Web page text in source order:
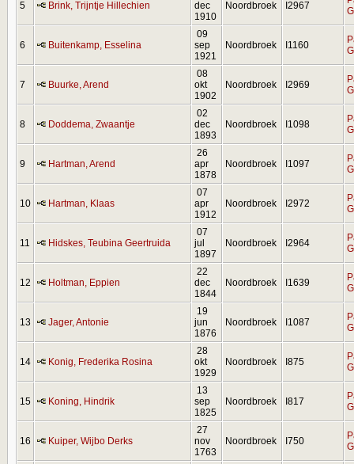
5 Brink, Trijntje Hillechien
dec
1910
Noordbroek I2967
6 Buitenkamp, Esselina
09
sep
1921
Noordbroek I1160
7 Buurke, Arend
08
okt
1902
Noordbroek I2969
8 Doddema, Zwaantje
02
dec
1893
Noordbroek I1098
9 Hartman, Arend
26
apr
1878
Noordbroek I1097
10 Hartman, Klaas
07
apr
1912
Noordbroek I2972
11 Hidskes, Teubina Geertruida
07
jul
1897
Noordbroek I2964
12 Holtman, Eppien
22
dec
1844
Noordbroek I1639
13 Jager, Antonie
19
jun
1876
Noordbroek I1087
14 Konig, Frederika Rosina
28
okt
1929
Noordbroek I875
15 Koning, Hindrik
13
sep
1825
Noordbroek I817
16 Kuiper, Wijbo Derks
27
nov
1763
Noordbroek I750